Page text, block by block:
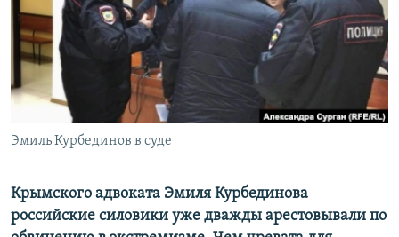
ПОБЕДИТЕЛЕЙ НЕ СУДЯТ?
КРЫМ.НЕПОКОРЕННЫЙ
ELIFBE
УКРАИНСКАЯ ПРОБЛЕМА КРЫМА
ПРИСОЕДИНЯЙТЕСЬ!
Все сайты RFE/RL
Эмиль Курбединов в суде
Крымского адвоката Эмиля Курбединова
российские силовики уже дважды арестовывали по